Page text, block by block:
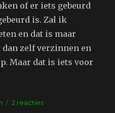
of er iets gebeurd
is. Zal ik
en dat is maar
dan zelf verzinnen en
Maar dat is iets voor
2 reactiesop